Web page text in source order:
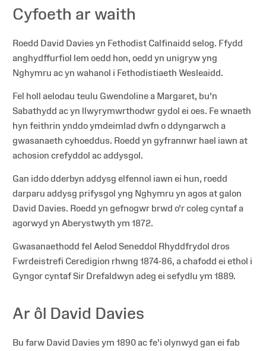
Cyfoeth ar waith
Roedd David Davies yn Fethodist Calfinaidd selog. Ffydd
anghydffurfiol lem oedd hon, oedd yn unigryw yng
Nghymru ac yn wahanol i Fethodistiaeth Wesleaidd.
Fel holl aelodau teulu Gwendoline a Margaret, bu'n
Sabathydd ac yn llwyrymwrthodwr gydol ei oes. Fe wnaeth
hyn feithrin ynddo ymdeimlad dwfn o ddyngarwch a
gwasanaeth cyhoeddus. Roedd yn gyfrannwr hael iawn at
achosion crefyddol ac addysgol.
Gan iddo dderbyn addysg elfennol iawn ei hun, roedd
darparu addysg prifysgol yng Nghymru yn agos at galon
David Davies. Roedd yn gefnogwr brwd o'r coleg cyntaf a
agorwyd yn Aberystwyth ym 1872.
Gwasanaethodd fel Aelod Seneddol Rhyddfrydol dros
Fwrdeistrefi Ceredigion rhwng 1874-86, a chafodd ei ethol i
Gyngor cyntaf Sir Drefaldwyn adeg ei sefydlu ym 1889.
Ar ôl David Davies
Bu farw David Davies ym 1890 ac fe'i olynwyd gan ei fab